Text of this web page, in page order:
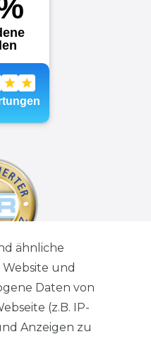
ähnliche
und
Daten von
(z.B. IP-
Anzeigen zu